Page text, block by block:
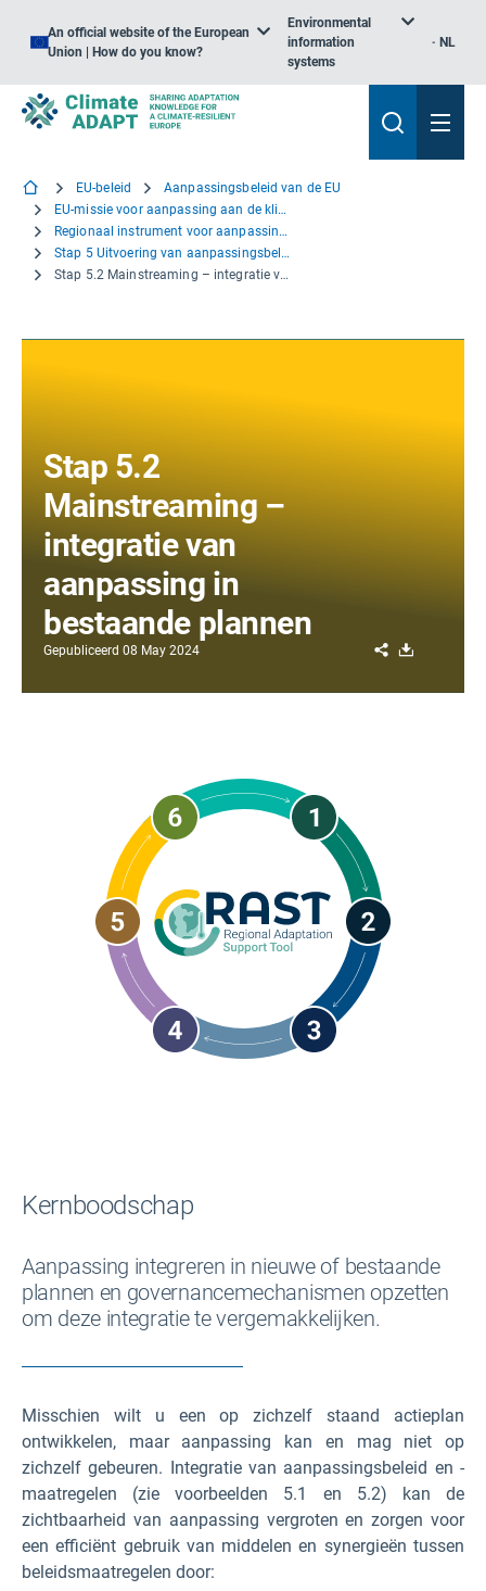
An official website of the European
Union | How do you know?
Environmental
information
systems
NL
EU-beleid
Aanpassingsbeleid van de EU
EU-missie voor aanpassing aan de klimaatverandering
Regionaal instrument voor aanpassingsondersteuning
Stap 5 Uitvoering van aanpassingsbeleid en -maatregelen
Stap 5.2 Mainstreaming – integratie van aanpassing in bestaande plannen
Stap 5.2
Mainstreaming –
integratie van
aanpassing in
bestaande plannen
Gepubliceerd 08 May 2024 Share
Kernboodschap
Aanpassing integreren in nieuwe of bestaande
plannen en governancemechanismen opzetten
om deze integratie te vergemakkelijken.
Misschien wilt u een op zichzelf staand actieplan
ontwikkelen, maar aanpassing kan en mag niet op
zichzelf gebeuren. Integratie van aanpassingsbeleid en -
maatregelen (zie voorbeelden 5.1 en 5.2) kan de
zichtbaarheid van aanpassing vergroten en zorgen voor
een efficiënt gebruik van middelen en synergieën tussen
beleidsmaatregelen door: